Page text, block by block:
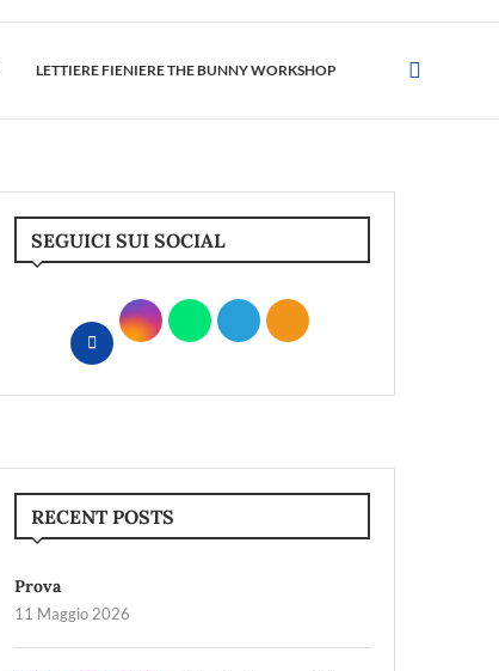
LETTIERE FIENIERE THE BUNNY WORKSHOP
SEGUICI SUI SOCIAL
RECENT POSTS
Prova
11 Maggio 2026